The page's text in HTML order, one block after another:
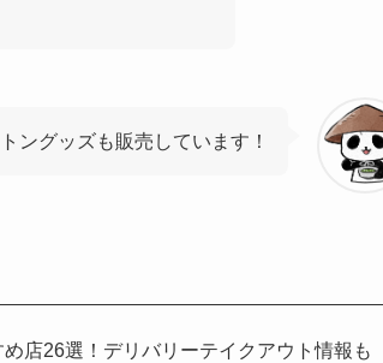
ングッズも販売しています！
店26選！デリバリーテイクアウト情報も